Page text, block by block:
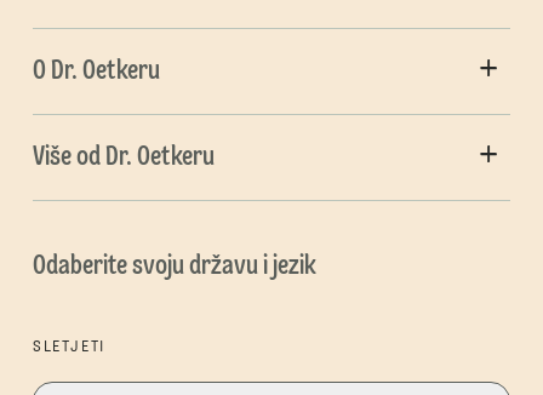
O Dr. Oetkeru
Više od Dr. Oetkeru
Odaberite svoju državu i jezik
SLETJETI